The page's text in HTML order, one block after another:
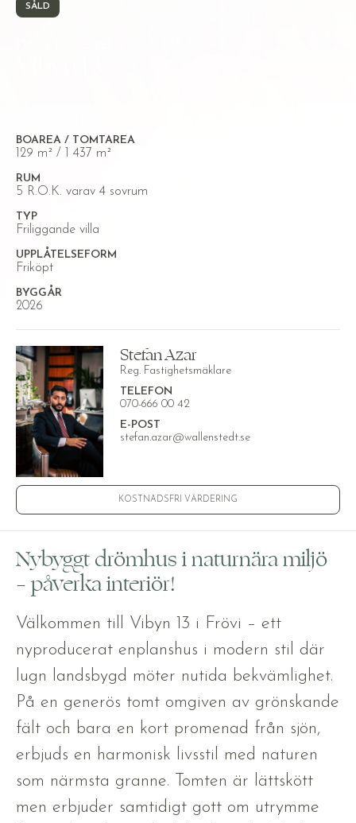
SÅLD
BOAREA / TOMTAREA
129 m² / 1 437 m²
RUM
5 R.O.K. varav 4 sovrum
TYP
Friliggande villa
UPPLÅTELSEFORM
Friköpt
BYGGÅR
2026
Stefan Azar
Reg. Fastighetsmäklare
TELEFON
070-666 00 42
E-POST
stefan.azar@wallenstedt.se
KOSTNADSFRI VÄRDERING
Nybyggt drömhus i naturnära miljö
– påverka interiör!
Välkommen till Vibyn 13 i Frövi – ett
nyproducerat enplanshus i modern stil där
lugn landsbygd möter nutida bekvämlighet.
På en generös tomt omgiven av grönskande
fält och bara en kort promenad från sjön,
erbjuds en harmonisk livsstil med naturen
som närmsta granne. Tomten är lättskött
men erbjuder samtidigt gott om utrymme